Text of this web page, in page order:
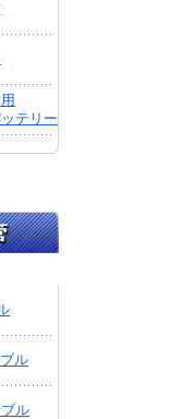
テリー
ル
ル